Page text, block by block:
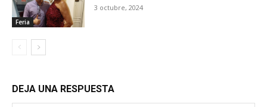
Feria
3 octubre, 2024
DEJA UNA RESPUESTA